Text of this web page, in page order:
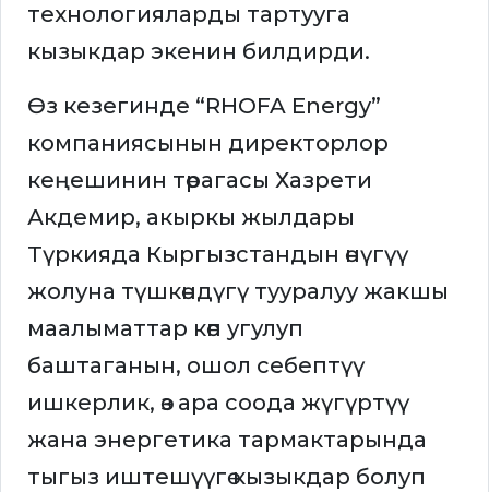
технологияларды тартууга
кызыкдар экенин билдирди.
Өз кезегинде “RHOFA Energy”
компаниясынын директорлор
кеңешинин төрагасы Хазрети
Акдемир, акыркы жылдары
Түркияда Кыргызстандын өнүгүү
жолуна түшкөндүгү тууралуу жакшы
маалыматтар көп угулуп
баштаганын, ошол себептүү
ишкерлик, өз ара соода жүгүртүү
жана энергетика тармактарында
тыгыз иштешүүгө кызыкдар болуп